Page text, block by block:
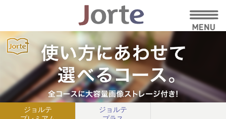
ジョルテ
ジョルテ